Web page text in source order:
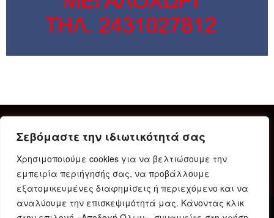
Σεβόμαστε την ιδιωτικότητά σας
Χρησιμοποιούμε cookies για να βελτιώσουμε την
εμπειρία περιήγησής σας, να προβάλλουμε
εξατομικευμένες διαφημίσεις ή περιεχόμενο και να
αναλύουμε την επισκεψιμότητά μας. Κάνοντας κλικ